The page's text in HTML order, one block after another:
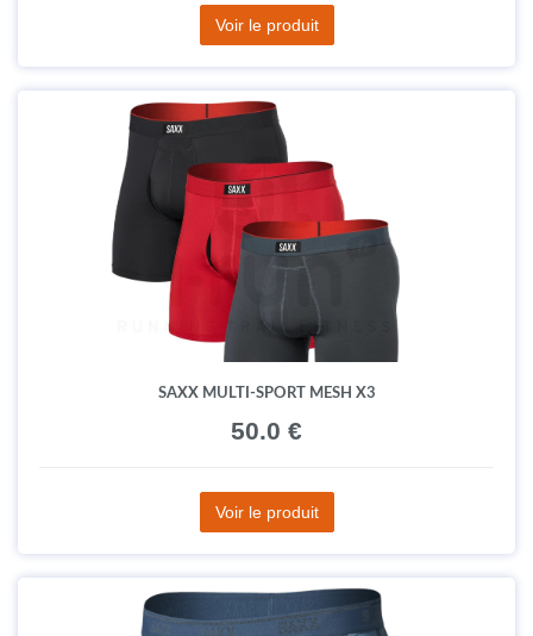
Voir le produit
SAXX MULTI-SPORT MESH X3
50.0 €
Voir le produit